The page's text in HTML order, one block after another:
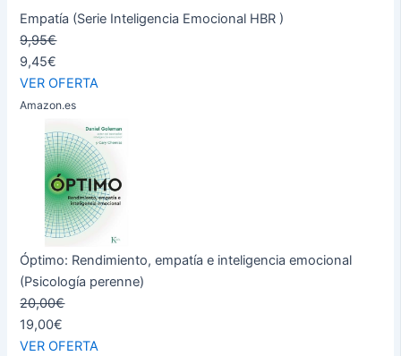
Empatía (Serie Inteligencia Emocional HBR )
9,95€
9,45€
VER OFERTA
Amazon.es
Óptimo: Rendimiento, empatía e inteligencia emocional
(Psicología perenne)
20,00€
19,00€
VER OFERTA